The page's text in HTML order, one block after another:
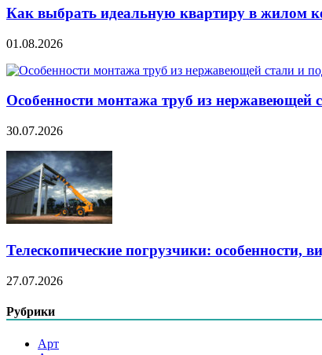
Как выбрать идеальную квартиру в жилом
01.08.2026
Особенности монтажа труб из нержавеющей
30.07.2026
Телескопические погрузчики:
27.07.2026
Рубрики
Арт